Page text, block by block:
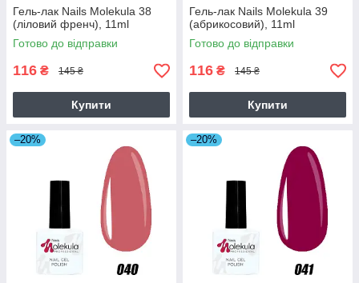
Гель-лак Nails Molekula 38
(ліловий френч), 11ml
Готово до відправки
116 ₴ 145 ₴
Купити
Гель-лак Nails Molekula 39
(абрикосовий), 11ml
Готово до відправки
116 ₴ 145 ₴
Купити
–20% –20%